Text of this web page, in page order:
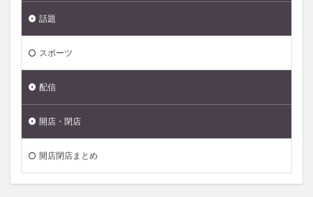
話題
スポーツ
配信
開店・閉店
開店閉店まとめ